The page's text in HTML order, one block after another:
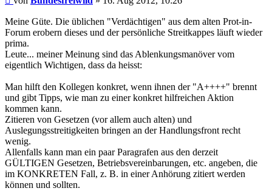
Meine Güte. Die üblichen "Verdächtigen" aus dem alten Prot-in-
Forum erobern dieses und der persönliche Streitkappes läuft wieder
prima.
Leute... meiner Meinung sind das Ablenkungsmanöver vom
eigentlich Wichtigen, dass da heisst:
Man hilft den Kollegen konkret, wenn ihnen der "A++++" brennt
und gibt Tipps, wie man zu einer konkret hilfreichen Aktion
kommen kann.
Zitieren von Gesetzen (vor allem auch alten) und
Auslegungsstreitigkeiten bringen an der Handlungsfront recht
wenig.
Allenfalls kann man ein paar Paragrafen aus den derzeit
GÜLTIGEN Gesetzen, Betriebsvereinbarungen, etc. angeben, die
im KONKRETEN Fall, z. B. in einer Anhörung zitiert werden
können und sollten.